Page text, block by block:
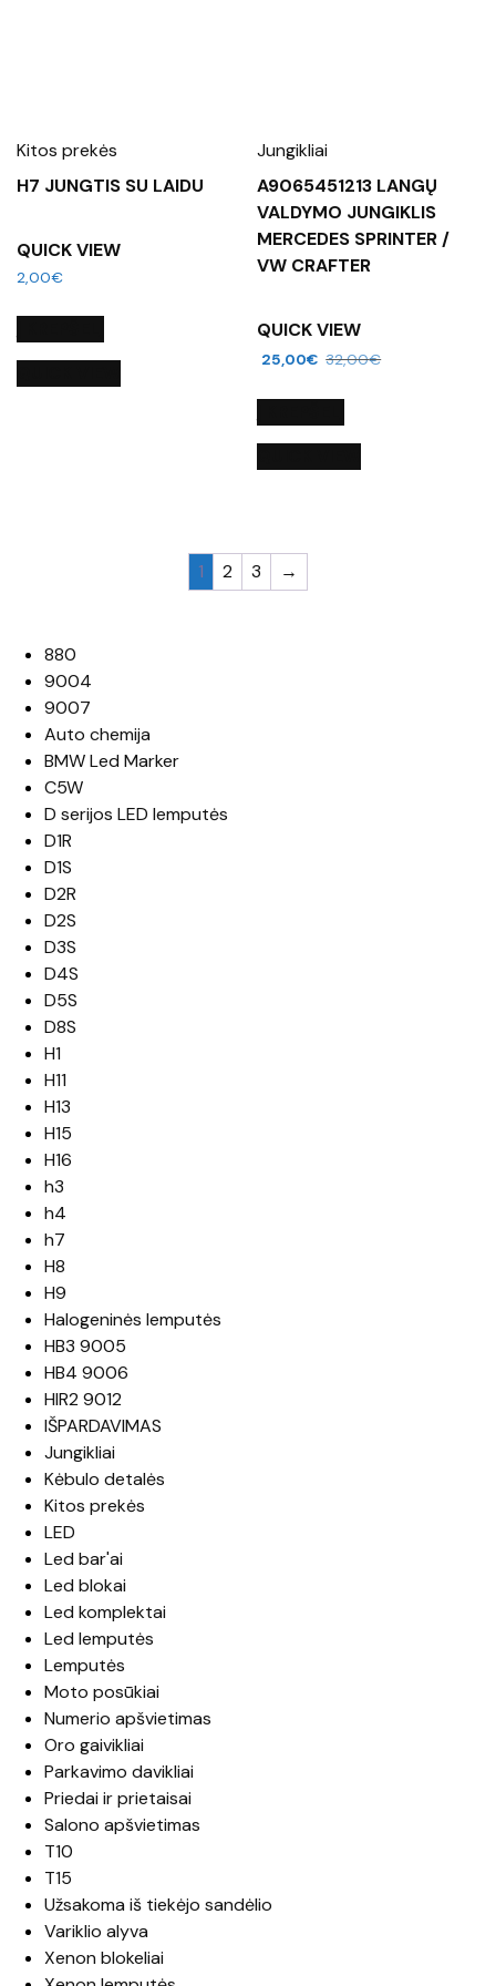
Kitos prekės
H7 JUNGTIS SU LAIDU
QUICK VIEW
2,00€
Jungikliai
A9065451213 LANGŲ
VALDYMO JUNGIKLIS
MERCEDES SPRINTER /
VW CRAFTER
QUICK VIEW
25,00€ 32,00€
1 2 3 →
880
9004
9007
Auto chemija
BMW Led Marker
C5W
D serijos LED lemputės
D1R
D1S
D2R
D2S
D3S
D4S
D5S
D8S
H1
H11
H13
H15
H16
h3
h4
h7
H8
H9
Halogeninės lemputės
HB3 9005
HB4 9006
HIR2 9012
IŠPARDAVIMAS
Jungikliai
Kėbulo detalės
Kitos prekės
LED
Led bar'ai
Led blokai
Led komplektai
Led lemputės
Lemputės
Moto posūkiai
Numerio apšvietimas
Oro gaivikliai
Parkavimo davikliai
Priedai ir prietaisai
Salono apšvietimas
T10
T15
Užsakoma iš tiekėjo sandėlio
Variklio alyva
Xenon blokeliai